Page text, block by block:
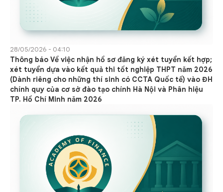
28/05/2026 - 04:10
Thông báo Về việc nhận hồ sơ đăng ký xét tuyển kết hợp;
xét tuyển dựa vào kết quả thi tốt nghiệp THPT năm 2026
(Dành riêng cho những thí sinh có CCTA Quốc tế) vào ĐH
chính quy của cơ sở đào tạo chính Hà Nội và Phân hiệu
TP. Hồ Chí Minh năm 2026